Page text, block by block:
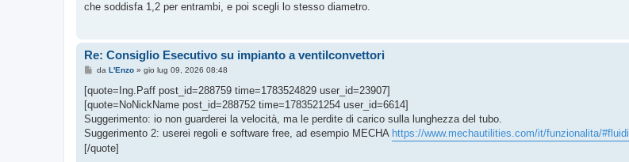
a
che soddisfa 1,2 per entrambi, e poi scegli lo stesso diametro.
Re: Consiglio Esecutivo su impianto a ventilconvettori
M
s
a
g
g
i
o
da L'Enzo» gio lug 09, 2026 08:48
[quote=Ing.Paff post_id=288759 time=1783524829 user_id=23907]
[quote=NoNickName post_id=288752 time=1783521254 user_id=6614]
Suggerimento: io non guarderei la velocità, ma le perdite di carico sulla lunghezza del tubo.
Suggerimento 2: userei regoli e software free, ad esempio MECHA https://www.mechautilities.com/it/funzionalita/#fluidi
[/quote]